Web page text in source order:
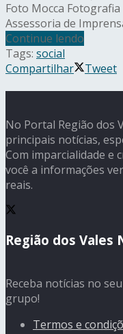
Foto Mocca Fotografia
Assessoria de
Continue lendo
Tags: social
Compartilhar
Tweet
No Portal Região dos
principais notícias,
Com imparcialidade e
você a informações
reais.
Região dos Vales
Receba notícias no
grupo!
Termos e